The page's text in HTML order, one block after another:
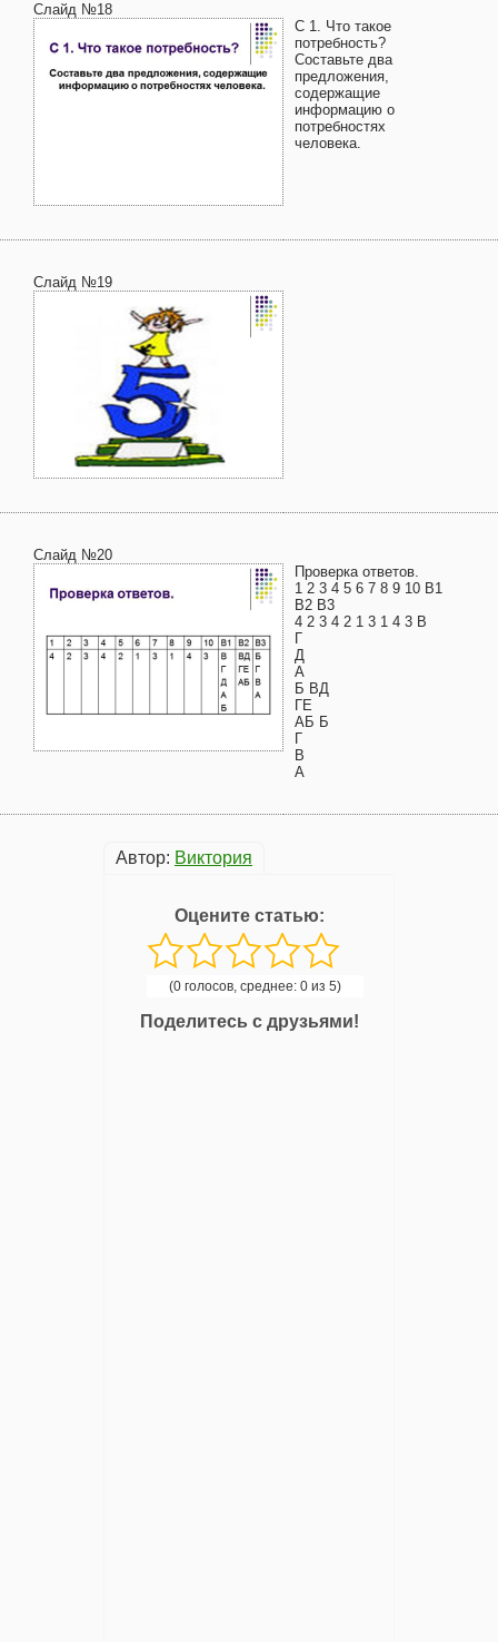
Слайд №18
С 1. Что такое
потребность?
Составьте два
предложения,
содержащие
информацию о
потребностях
человека.
Слайд №19
Слайд №20
Проверка ответов.
1 2 3 4 5 6 7 8 9 10 В1
В2 В3
4 2 3 4 2 1 3 1 4 3 В
Г
Д
А
Б ВД
ГЕ
АБ Б
Г
В
А
Автор: Виктория
Оцените статью:
(0 голосов, среднее: 0 из 5)
Поделитесь с друзьями!